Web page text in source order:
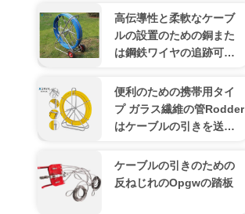
高伝導性と柔軟なケーブ
ルの設置のための銅また
は鋼鉄ワイヤの追跡可能
便利のための携帯用タイ
プ ガラス繊維の管Rodder
はケーブルの引きを送り
ケーブルの引きのための
反ねじれのOpgwの踏板